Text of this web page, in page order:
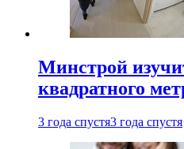
Минстрой
квадратного
3 года спустя3 года спустя